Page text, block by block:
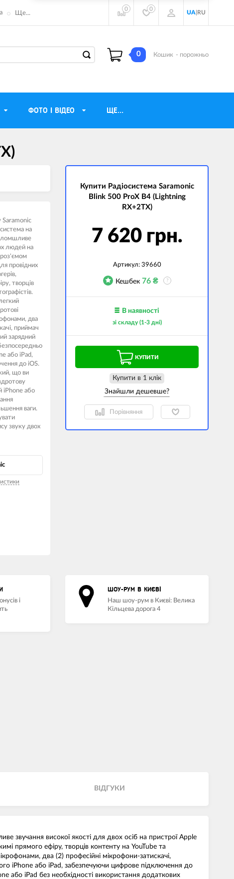
Ще...
0 0
UA| RU
0 Кошик - порожньо
ФОТО І ВІДЕО ЩЕ...
навушники
гаджети
та сумки
дім
техніка
(Зовнішні
GPS-навігатори
моделі
Інверторні генератори
Трехфазные генераторы
Джерела безперебійного живлення
Saramonic
на
людей на
роз'ємом
провідних
творців
два
приймач
зарядний
або iPad,
до iOS.
що ви
iPhone або
ваги.
звуку двох
Купити Радіосистема Saramonic
Blink 500 ProX B4 (Lightning
RX+2TX)
7 620 грн.
Артикул: 39660
Кешбек 76₴ ?
В наявності
зі складу (1-3 дні)
КУПИТИ
Купити в 1 клiк
Порівняння
і
ШОУ-РУМ В КИЄВІ
Наш шоу-рум в Києві: Велика
Кільцева дорога 4
ВIДГУКИ
звучання високої якості для двох осіб на пристрої Apple
прямого ефіру, творців контенту на YouTube та
два (2) професійні мікрофони-затискачі,
iPhone або iPad, забезпечуючи цифрове підключення до
або iPad без необхідності використання додаткових